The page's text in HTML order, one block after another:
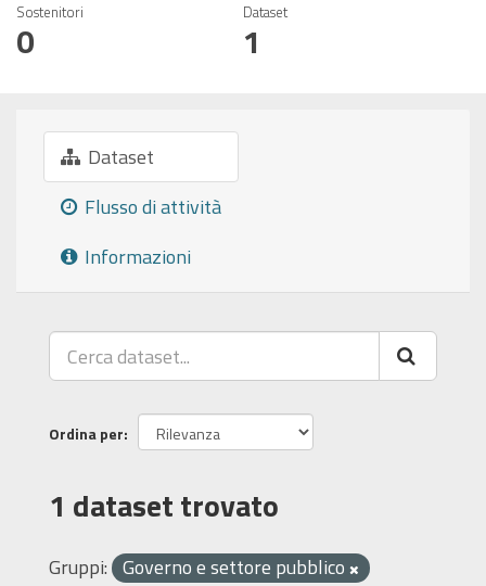
Sostenitori
0
Dataset
1
Dataset
Flusso di attività
Informazioni
Ordina per
1 dataset trovato
Gruppi: Governo e settore pubblico